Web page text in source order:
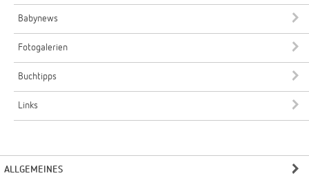
Babynews
Fotogalerien
Buchtipps
Links
ALLGEMEINES